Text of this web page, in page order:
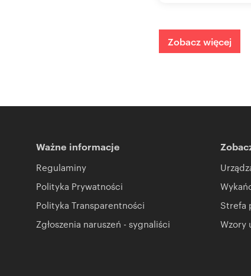
Zobacz więcej
Ważne informacje
Regulaminy
Polityka Prywatności
Polityka Transparentności
Zgłoszenia naruszeń - sygnaliści
Strefa
Wzory